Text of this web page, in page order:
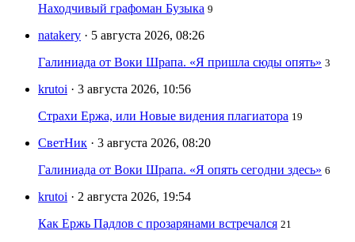
Находчивый графоман Бузыка 9
natakery · 5 августа 2026, 08:26
Галиниада от Воки Шрапа. «Я пришла сюды опять» 3
krutoi · 3 августа 2026, 10:56
Страхи Ержа, или Новые видения плагиатора 19
СветНик · 3 августа 2026, 08:20
Галиниада от Воки Шрапа. «Я опять сегодни здесь» 6
krutoi · 2 августа 2026, 19:54
Как Ержь Падлов с прозарянами встречался 21